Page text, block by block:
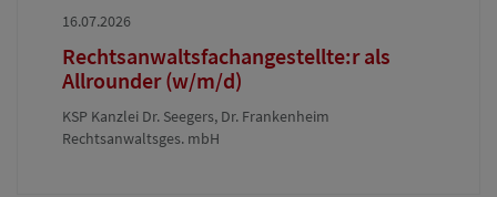
16.07.2026
Rechtsanwaltsfachangestellte:r als
Allrounder (w/m/d)
KSP Kanzlei Dr. Seegers, Dr. Frankenheim
Rechtsanwaltsges. mbH